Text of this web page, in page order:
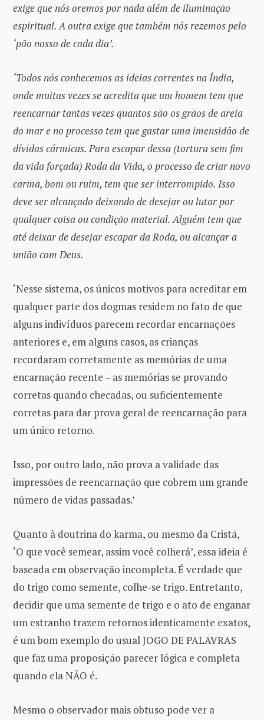
exige que nós oremos por nada além de iluminação
espiritual. A outra exige que também nós rezemos pelo
‘pão nosso de cada dia’.
‘Todos nós conhecemos as ideias correntes na Índia,
onde muitas vezes se acredita que um homem tem que
reencarnar tantas vezes quantos são os grãos de areia
do mar e no processo tem que gastar uma imensidão de
dívidas cármicas. Para escapar dessa (tortura sem fim
da vida forçada) Roda da Vida, o processo de criar novo
carma, bom ou ruim, tem que ser interrompido. Isso
deve ser alcançado deixando de desejar ou lutar por
qualquer coisa ou condição material. Alguém tem que
até deixar de desejar escapar da Roda, ou alcançar a
união com Deus.
‘Nesse sistema, os únicos motivos para acreditar em
qualquer parte dos dogmas residem no fato de que
alguns indivíduos parecem recordar encarnações
anteriores e, em alguns casos, as crianças
recordaram corretamente as memórias de uma
encarnação recente – as memórias se provando
corretas quando checadas, ou suficientemente
corretas para dar prova geral de reencarnação para
um único retorno.
Isso, por outro lado, não prova a validade das
impressões de reencarnação que cobrem um grande
número de vidas passadas.’
Quanto à doutrina do karma, ou mesmo da Cristã,
‘O que você semear, assim você colherá’, essa ideia é
baseada em observação incompleta. É verdade que
do trigo como semente, colhe-se trigo. Entretanto,
decidir que uma semente de trigo e o ato de enganar
um estranho trazem retornos identicamente exatos,
é um bom exemplo do usual JOGO DE PALAVRAS
que faz uma proposição parecer lógica e completa
quando ela NÃO é.
Mesmo o observador mais obtuso pode ver a